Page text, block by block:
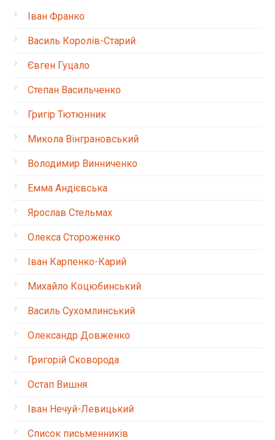
Іван Франко
Василь Королів-Старий
Євген Гуцало
Степан Васильченко
Григір Тютюнник
Микола Вінграновський
Володимир Винниченко
Емма Андієвська
Ярослав Стельмах
Олекса Стороженко
Іван Карпенко-Карий
Михайло Коцюбинський
Василь Сухомлинський
Олександр Довженко
Григорій Сковорода
Остап Вишня
Іван Нечуй-Левицький
Список письменників